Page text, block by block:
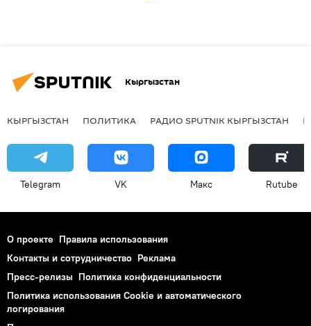
Кыргызстан
КЫРГЫЗСТАН ПОЛИТИКА РАДИО SPUTNIK КЫРГЫЗСТАН
Telegram VK Макс Rutube
О проекте Правила использования
Контакты и сотрудничество Реклама
Пресс-релизы Политика конфиденциальности
Политика использования Cookie и автоматического
логирования